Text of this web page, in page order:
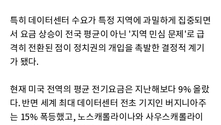
특히 데이터센터 수요가 특정 지역에 과밀하게 집중되면
서 요금 상승이 전국 평균이 아닌 '지역 민심 문제'로 급
격히 전환된 점이 정치권의 개입을 촉발한 결정적 계기
가 됐다.
현재 미국 전역의 평균 전기요금은 지난해보다 9% 올랐
다. 반면 세계 최대 데이터센터 전초 기지인 버지니아주
는 15% 폭등했고, 노스캐롤라이나와 사우스캐롤라이